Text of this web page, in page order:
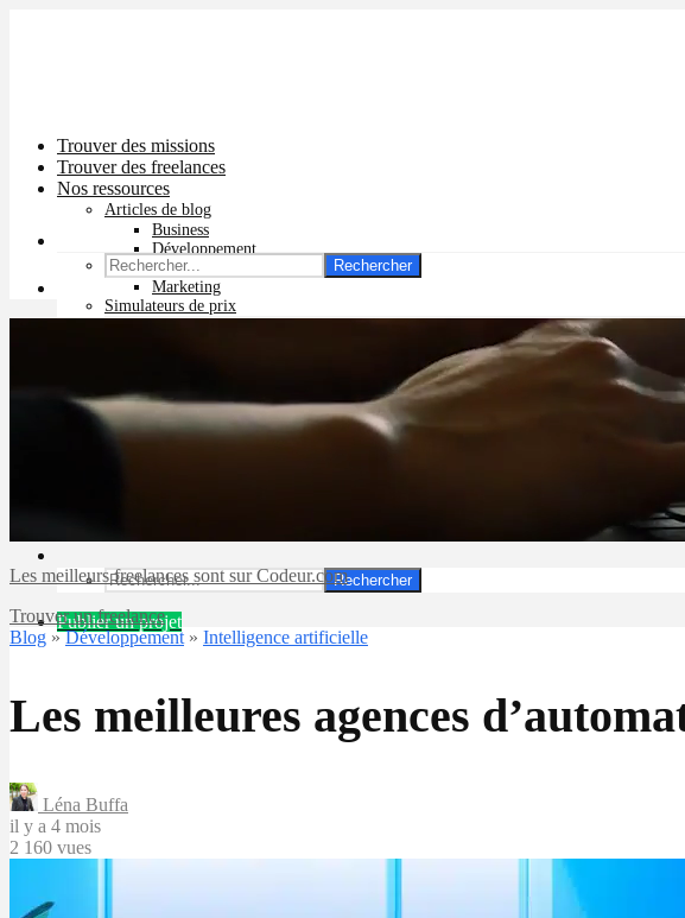
Trouver des missions
Trouver des freelances
Nos ressources
Articles de blog
Business
Développement
Graphisme
Marketing
Simulateurs de prix
Prix pub Instagram
Prix logiciel
Prix chatbot
Rechercher
Publier un projet
Rechercher
Les meilleurs freelances sont sur Codeur.com
Trouver un freelance
Blog »Développement » Intelligence artificielle
Les meilleures agences
Léna Buffa
il y a 4 mois
2 160 vues